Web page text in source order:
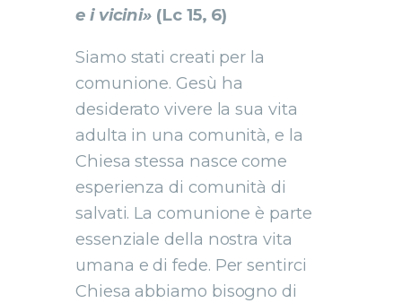
e i vicini» (Lc 15, 6)
Siamo stati creati per la
comunione. Gesù ha
desiderato vivere la sua vita
adulta in una comunità, e la
Chiesa stessa nasce come
esperienza di comunità di
salvati. La comunione è parte
essenziale della nostra vita
umana e di fede. Per sentirci
Chiesa abbiamo bisogno di